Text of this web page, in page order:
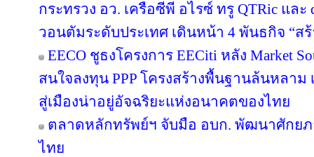
กระทรวง อว. เครือซีพี อไรซ์ ทรู QTRic แล
วอนตัมระดับประเทศ เดินหน้า 4 พันธกิจ “สร้
EECO ชูธงโครงการ EECiti หลัง Market
สนใจลงทุน PPP โครงสร้างพื้นฐานล้นหลา
สู่เมืองน่าอยู่อัจฉริยะแห่งอนาคตของไทย
ตลาดหลักทรัพย์ฯ จับมือ อบก. พัฒนาศักย
ไทย